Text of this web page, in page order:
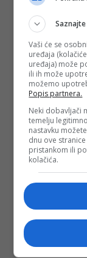
impresionirao je
golova s ​​distance.
Ali neće biti na
zemlja ispustila
faze, dok je
nadoknadi i
Mađarsku.
PODIJELI NA
Depo.bapratite
Vaši će se
uređaja
uređaja) može
ili ih može
možemo
Popis partnera.
Neki dobavljači
temelju
nastavku
dnu ove
pristankom ili
kolačića.